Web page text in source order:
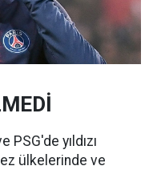
yıldızı
ülkelerinde ve